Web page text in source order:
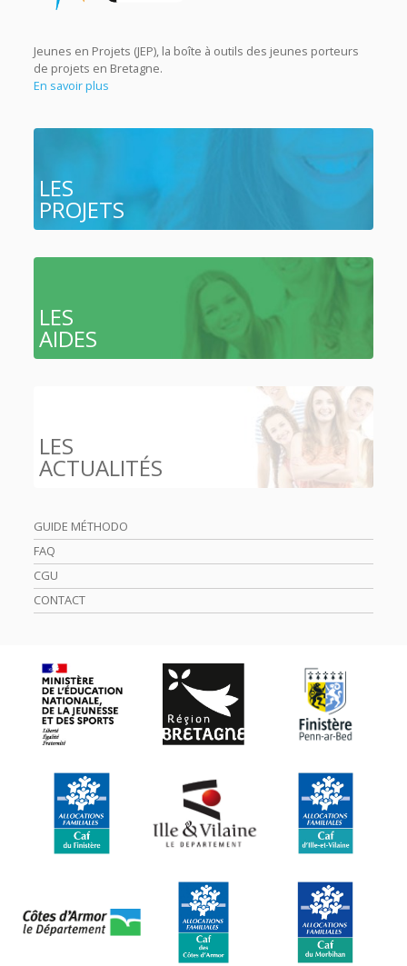
Jeunes en Projets (JEP), la boîte à outils des jeunes porteurs
de projets en Bretagne.
En savoir plus
LES
PROJETS
LES
AIDES
LES
ACTUALITÉS
GUIDE MÉTHODO
FAQ
CGU
CONTACT